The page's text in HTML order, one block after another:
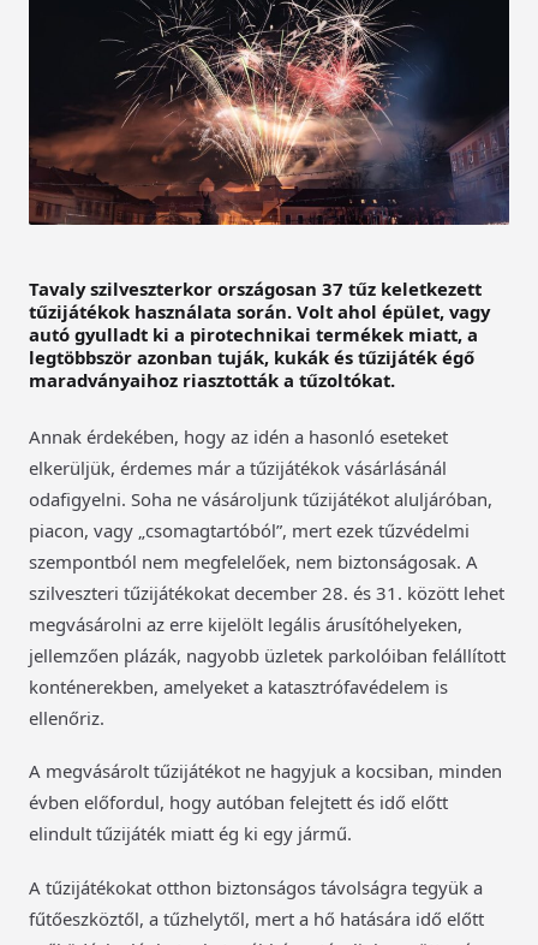
Tavaly szilveszterkor országosan 37 tűz keletkezett
tűzijátékok használata során. Volt ahol épület, vagy
autó gyulladt ki a pirotechnikai termékek miatt, a
legtöbbször azonban tuják, kukák és tűzijáték égő
maradványaihoz riasztották a tűzoltókat.
Annak érdekében, hogy az idén a hasonló eseteket
elkerüljük, érdemes már a tűzijátékok vásárlásánál
odafigyelni. Soha ne vásároljunk tűzijátékot aluljáróban,
piacon, vagy „csomagtartóból”, mert ezek tűzvédelmi
szempontból nem megfelelőek, nem biztonságosak. A
szilveszteri tűzijátékokat december 28. és 31. között lehet
megvásárolni az erre kijelölt legális árusítóhelyeken,
jellemzően plázák, nagyobb üzletek parkolóiban felállított
konténerekben, amelyeket a katasztrófavédelem is
ellenőriz.
A megvásárolt tűzijátékot ne hagyjuk a kocsiban, minden
évben előfordul, hogy autóban felejtett és idő előtt
elindult tűzijáték miatt ég ki egy jármű.
A tűzijátékokat otthon biztonságos távolságra tegyük a
fűtőeszköztől, a tűzhelytől, mert a hő hatására idő előtt